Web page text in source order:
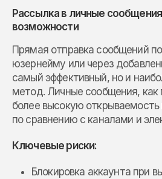
Рассылка в личные
возможности
Прямая отправка сообщений
юзернейму или через
самый эффективный, но и
метод. Личные сообщения, как
более высокую
по сравнению с каналами и
Ключевые риски:
Блокировка аккаунта при